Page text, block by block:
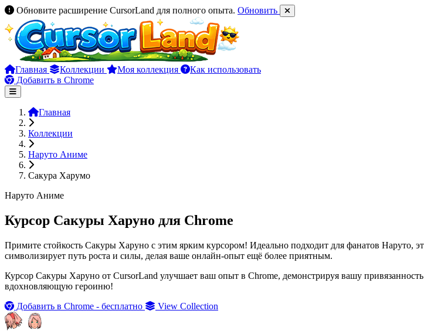
Обновите расширение CursorLand для полного опыта. Обновить
Главная Коллекции Моя коллекция
Как использовать
Добавить в Chrome
Главная
Коллекции
Наруто Аниме
Сакура Харумо
Наруто Аниме
Курсор Сакуры Харуно для Chrome
Примите стойкость Сакуры Харуно с этим ярким курсором! Идеально подходит для фанатов Наруто,
символизирует путь роста и силы, делая ваше онлайн-опыт ещё более приятным.
Курсор Сакуры Харуно от CursorLand улучшает ваш опыт в Chrome, демонстрируя вашу
вдохновляющую героиню!
Добавить в Chrome - бесплатно
View Collection